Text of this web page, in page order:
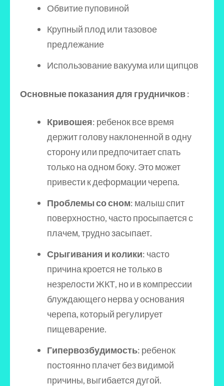
Обвитие пуповиной
Крупный плод или тазовое
предлежание
Использование вакуума или щипцов
Основные показания для грудничков:
Кривошея: ребенок все время
держит голову наклоненной в одну
сторону или предпочитает спать
только на одном боку. Это может
привести к деформации черепа.
Проблемы со сном: малыш спит
поверхностно, часто просыпается с
плачем, трудно засыпает.
Срыгивания и колики: часто
причина кроется не только в
незрелости ЖКТ, но и в компрессии
блуждающего нерва у основания
черепа, который регулирует
пищеварение.
Гипервозбудимость: ребенок
постоянно плачет без видимой
причины, выгибается дугой.